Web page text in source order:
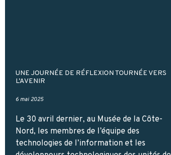
UNE JOURNÉE DE RÉFLEXION TOURNÉE VERS
L’AVENIR
6 mai 2025
Le 30 avril dernier, au Musée de la Côte-
Nord, les membres de l’équipe des
technologies de l’information et les